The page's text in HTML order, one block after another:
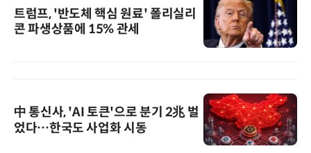
트럼프, '반도체 핵심 원료' 폴리실리
콘 파생상품에 15% 관세
中 통신사, 'AI 토큰'으로 분기 2兆 벌
었다…한국도 사업화 시동